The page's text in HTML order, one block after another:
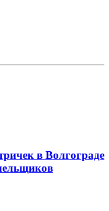
в Волгограде